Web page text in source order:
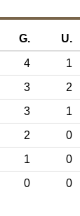
G. U.
4 1
3
2
3
1
2
0
1
0
0
0